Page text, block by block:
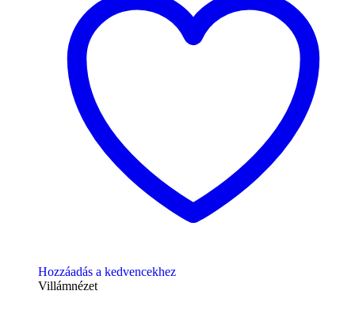
Hozzáadás a kedvencekhez
Villámnézet